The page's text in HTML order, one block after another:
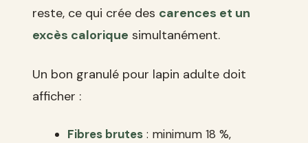
reste, ce qui crée des carences et un
excès calorique simultanément.
Un bon granulé pour lapin adulte doit
afficher :
Fibres brutes : minimum 18 %,